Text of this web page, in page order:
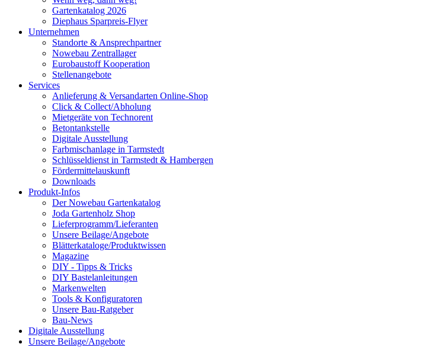
Gartenkatalog 2026
Diephaus Sparpreis-Flyer
Unternehmen
Standorte & Ansprechpartner
Nowebau Zentrallager
Eurobaustoff Kooperation
Stellenangebote
Services
Anlieferung & Versandarten Online-Shop
Click & Collect/Abholung
Mietgeräte von Technorent
Betontankstelle
Digitale Ausstellung
Farbmischanlage in Tarmstedt
Schlüsseldienst in Tarmstedt & Hambergen
Fördermittelauskunft
Downloads
Produkt-Infos
Der Nowebau Gartenkatalog
Joda Gartenholz Shop
Lieferprogramm/Lieferanten
Unsere Beilage/Angebote
Blätterkataloge/Produktwissen
Magazine
DIY - Tipps & Tricks
DIY Bastelanleitungen
Markenwelten
Tools & Konfiguratoren
Unsere Bau-Ratgeber
Bau-News
Digitale Ausstellung
Unsere Beilage/Angebote